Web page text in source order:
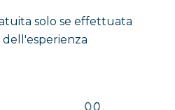
solo se effettuata